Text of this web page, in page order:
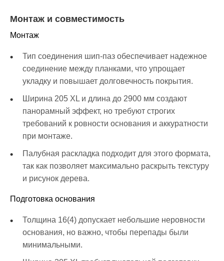
Монтаж и совместимость
Монтаж
Тип соединения шип-паз обеспечивает надежное
соединение между планками, что упрощает
укладку и повышает долговечность покрытия.
Ширина 205 XL и длина до 2900 мм создают
панорамный эффект, но требуют строгих
требований к ровности основания и аккуратности
при монтаже.
Палубная раскладка подходит для этого формата,
так как позволяет максимально раскрыть текстуру
и рисунок дерева.
Подготовка основания
Толщина 16(4) допускает небольшие неровности
основания, но важно, чтобы перепады были
минимальными.